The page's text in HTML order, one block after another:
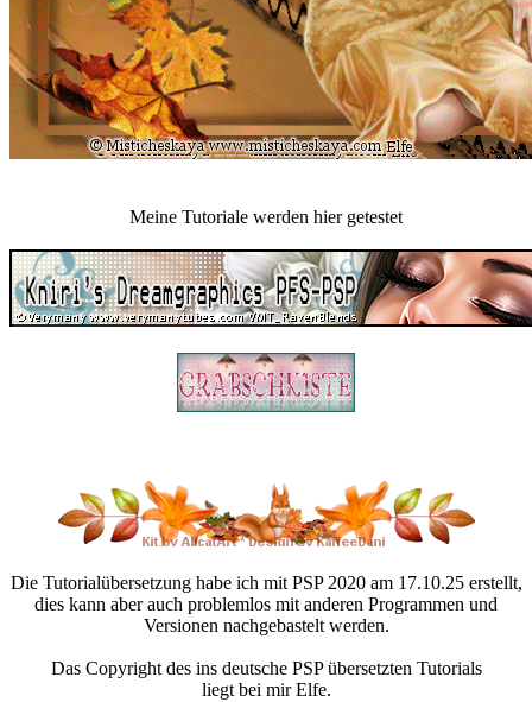
Meine Tutoriale werden hier getestet
Die Tutorialübersetzung habe ich mit PSP 2020 am 17.10.25 erstellt,
dies kann aber auch problemlos mit anderen Programmen und
Versionen nachgebastelt werden.
Das Copyright des ins deutsche PSP übersetzten Tutorials
liegt bei mir Elfe.